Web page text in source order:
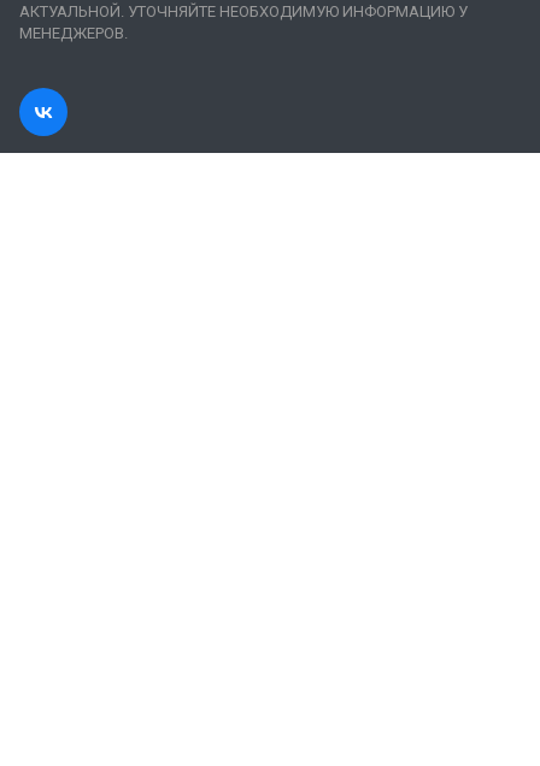
АКТУАЛЬНОЙ. УТОЧНЯЙТЕ НЕОБХОДИМУЮ ИНФОРМАЦИЮ У
МЕНЕДЖЕРОВ.